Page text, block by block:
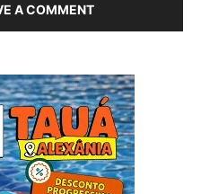
A COMMENT